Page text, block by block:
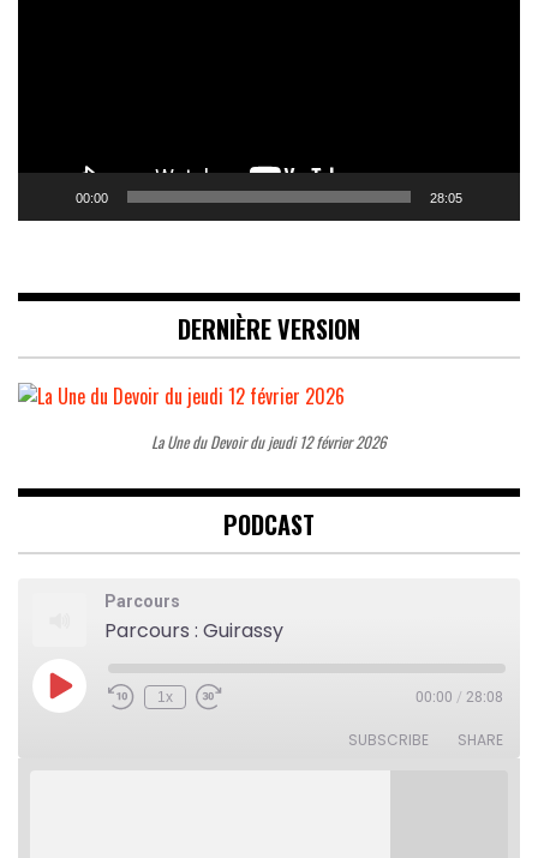
00:00 28:05
DERNIÈRE VERSION
La Une du Devoir du jeudi 12 février 2026
PODCAST
Parcours
Parcours : Guirassy
Play
Episode
Rewind
1x
Fast
00:00 / 28:08
SUBSCRIBE SHARE